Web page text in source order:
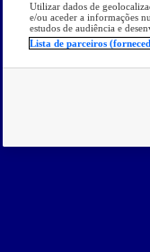
Utilizar dados de
e/ou aceder a informações
estudos de audiência e
Lista de parceiros